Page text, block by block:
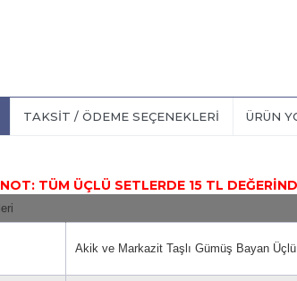
TAKSIT / ÖDEME SEÇENEKLERI ÜRÜN
SETLERDE 15 TL DEĞERİNDE
Akik ve Markazit Taşlı Gümüş Bayan